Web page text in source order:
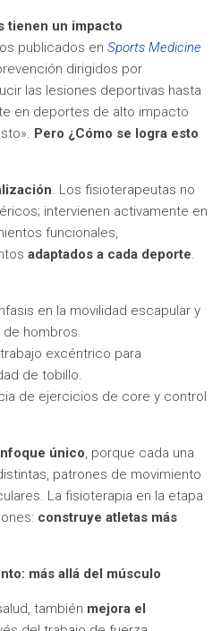
tienen un impacto
publicados en Sports Medicine
dirigidos por
las lesiones deportivas hasta
en deportes de alto impacto
Pero ¿Cómo se logra esto
. Los fisioterapeutas no
intervienen activamente en
funcionales,
adaptados a cada deporte
en la movilidad escapular y
hombros.
excéntrico para
de tobillo.
de ejercicios de core y control
único , porque cada una
patrones de movimiento
La fisioterapia en la etapa
construye atletas más
más allá del músculo
también mejora el